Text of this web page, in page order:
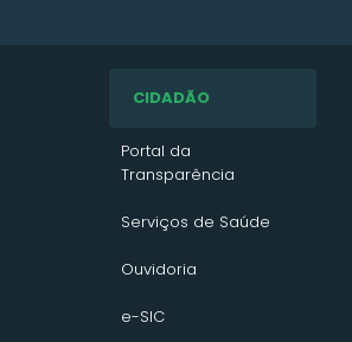
CIDADÃO
Portal da
Transparência
Serviços de Saúde
Ouvidoria
e-SIC